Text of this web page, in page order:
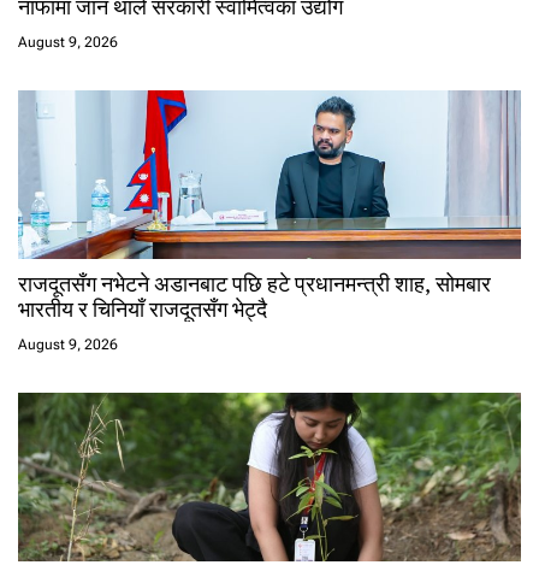
नाफामा जान थाले सरकारी स्वामित्वका उद्योग
August 9, 2026
राजदूतसँग नभेटने अडानबाट पछि हटे प्रधानमन्त्री शाह, सोमबार
भारतीय र चिनियाँ राजदूतसँग भेट्दै
August 9, 2026